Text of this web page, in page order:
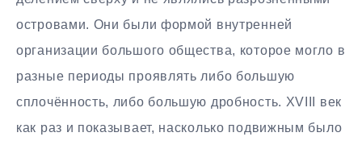
островами. Они были формой внутренней
организации большого общества, которое могло в
разные периоды проявлять либо большую
сплочённость, либо большую дробность. XVIII век
как раз и показывает, насколько подвижным было